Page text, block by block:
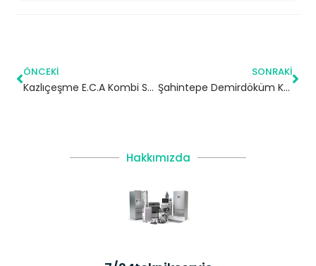
ÖNCEKI
Kazlıçeşme E.C.A Kombi Servisi – Zeytinburnu Yetkili Servis
SONRAKI
Şahintepe Demirdöküm Kombi Servisi – Başakşehir Yetkili Servis
Hakkımızda